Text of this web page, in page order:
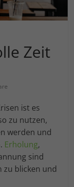
Zeit
ist es
zu nutzen,
werden und
Erholung,
sind
zu blicken und
geben
anzeigen
Cookies
Speichern
Funktionen
An
oder